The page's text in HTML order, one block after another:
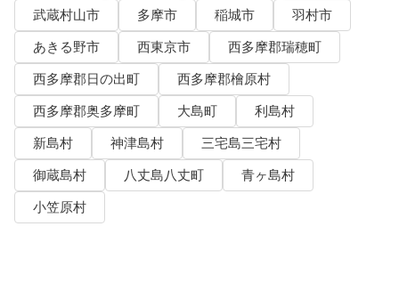
武蔵村山市
多摩市 稲城市
羽村市
あきる野市
西東京市
西多摩郡瑞穂町
西多摩郡日の出町
西多摩郡檜原村
西多摩郡奥多摩町
大島町
利島村
新島村
神津島村
三宅島三宅村
御蔵島村
八丈島八丈町
青ヶ島村
小笠原村